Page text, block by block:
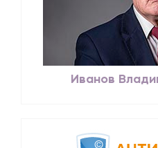
Иванов